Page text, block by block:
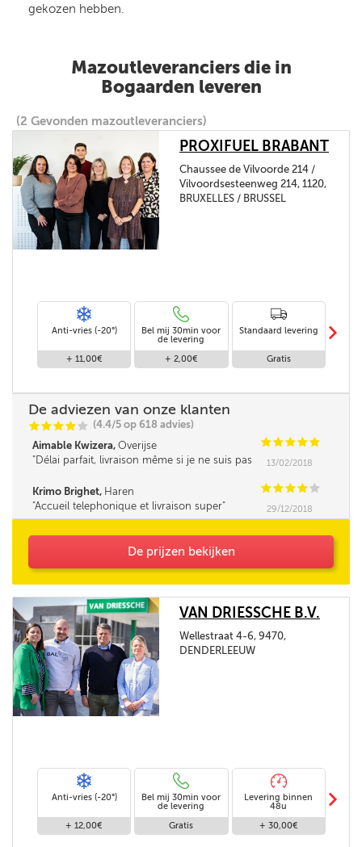
gekozen hebben.
Mazoutleveranciers die in
Bogaarden leveren
(2 Gevonden mazoutleveranciers)
PROXIFUEL BRABANT
Chaussee de Vilvoorde 214 /
Vilvoordsesteenweg 214, 1120,
BRUXELLES / BRUSSEL
Anti-vries (-20°)
+ 11,00€
Bel mij 30min voor
de levering
+ 2,00€
Standaard levering
Gratis
m
De adviezen van onze klanten
CCCC C (4.4/5 op 618 advies)
Aimable Kwizera, Overijse CCCCC
Délai parfait, livraison même si je ne suis pas
13/02/2018
Krimo Brighet, Haren CCCC C
Accueil telephonique et livraison super
29/12/2018
De prijzen bekijken
VAN DRIESSCHE B.V.
Wellestraat 4-6, 9470,
DENDERLEEUW
Anti-vries (-20°)
+ 12,00€
Bel mij 30min voor
de levering
Gratis
Levering binnen
48u
+ 30,00€
m